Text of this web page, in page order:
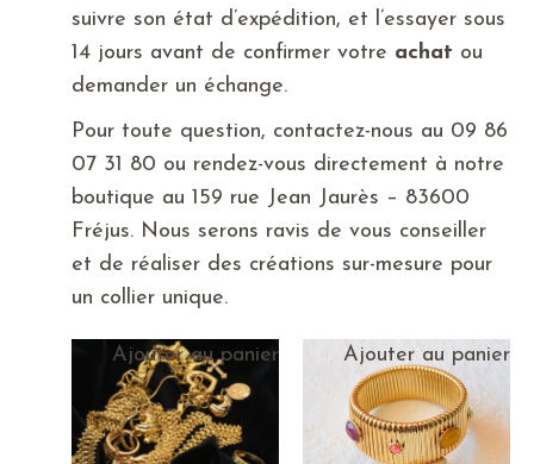
suivre son état d’expédition, et l’essayer sous
14 jours avant de confirmer votre achat ou
demander un échange.
Pour toute question, contactez-nous au 09 86
07 31 80 ou rendez-vous directement à notre
boutique au 159 rue Jean Jaurès – 83600
Fréjus. Nous serons ravis de vous conseiller
et de réaliser des créations sur-mesure pour
un collier unique.
Ajouter au panier Ajouter au panier